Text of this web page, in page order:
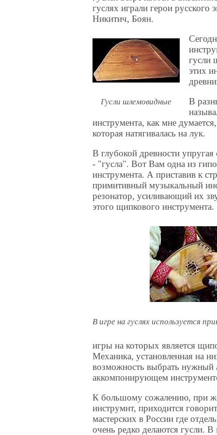
гуслях играли герои
Никитич, Боян.
Гусли шлемовидные
гусли
этих
В
инструмента, как мне
которая натягивалась на лук.
В глубокой древности упругая
- "гусла". Вот Вам одна из
инструмента. А приставив к
примитивный музыкальный
резонатор, усиливающий их
этого щипкового инструмента.
В игре на гуслях используется
игры на которых является
Механика, установленная на
возможность выбрать нужный
аккомпонирующем
К большому сожалению, при
инструмнт, приходится
мастерских в России где
очень редко делаются гусли.